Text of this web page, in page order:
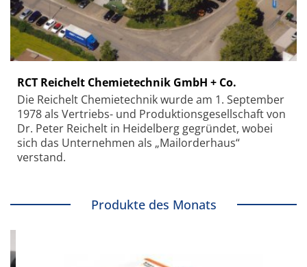
RCT Reichelt Chemietechnik GmbH + Co.
Die Reichelt Chemietechnik wurde am 1. September
1978 als Vertriebs- und Produktionsgesellschaft von
Dr. Peter Reichelt in Heidelberg gegründet, wobei
sich das Unternehmen als „Mailorderhaus“
verstand.
Produkte des Monats